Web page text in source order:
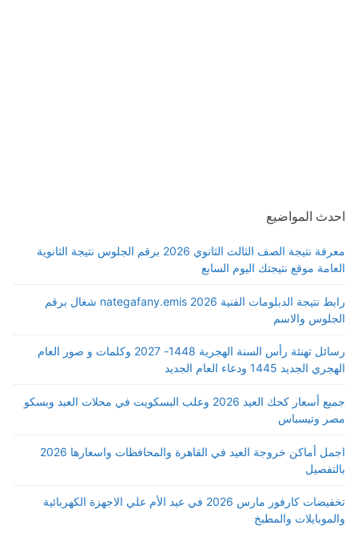
احدث المواضيع
معرفة نتيجة الصف الثالث الثانوي 2026 برقم الجلوس نتيجة الثانوية
العامة موقع نتيجتك اليوم السابع
رابط نتيجة الدبلومات الفنية 2026 nategafany.emis شغال برقم
الجلوس والاسم
رسائل تهنئة رأس السنة الهجرية 1448- 2027 وكلمات و صور العام
الهجري الجديد 1445 ودعاء العام الجديد
جميع أسعار كحك العيد 2026 وعلب البسكويت في محلات العبد وبسكو
مصر وتيسباس
اجمل أماكن خروجة العيد في القاهرة والمحافظات واسعارها 2026
بالتفصيل
تخفيضات كارفور مارس 2026 في عيد الأم علي الاجهزة الكهربائية
والموبايلات والمطبخ